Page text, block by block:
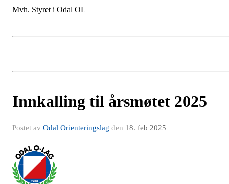
Mvh. Styret i Odal OL
Innkalling til årsmøtet 2025
Postet av Odal Orienteringslag den 18. feb 2025